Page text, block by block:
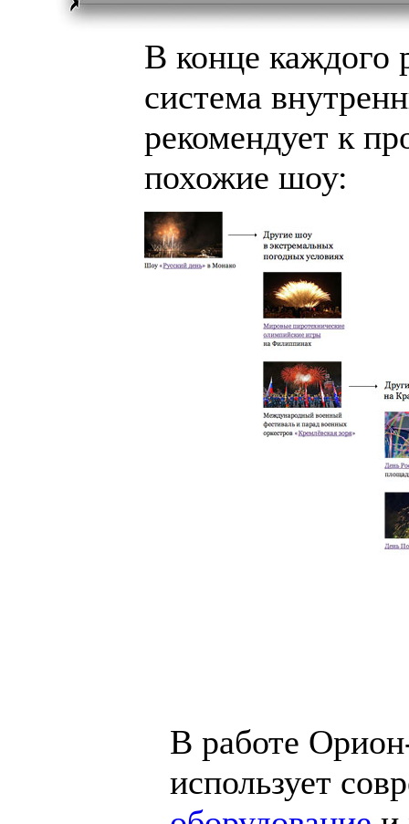
В конце каждого
система
рекомендует к
похожие шоу:
В работе
использует